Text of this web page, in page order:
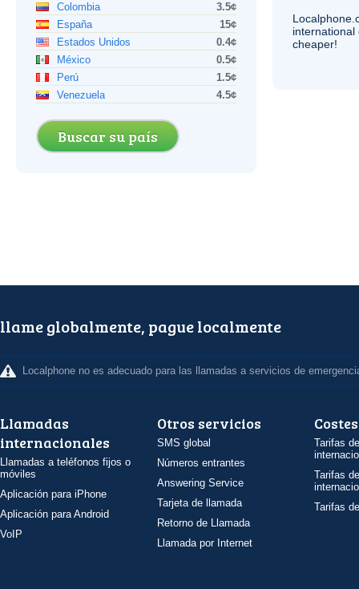
Colombia
3.5¢
España
15¢
Estados Unidos
0.4¢
México
0.5¢
Perú
1.5¢
Venezuela
4.5¢
Buscar su país
international
cheaper!
llame globalmente, pague localmente
Localphone no es adecuado para las llamadas a servicios de
Llamadas
internacionales
Llamadas a teléfonos fijos o
móviles
Aplicación para iPhone
Aplicación para Android
VoIP
Otros servicios
SMS global
Números entrantes
Answering Service
Tarjeta de llamada
Retorno de Llamada
Llamada por Internet
Costes
Tarifas
Tarifas
Tarifas